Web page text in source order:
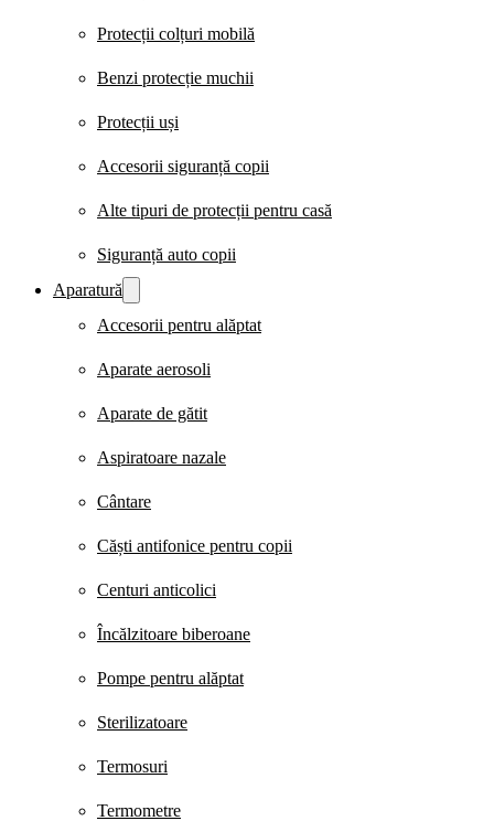
Protecții colțuri mobilă
Benzi protecție muchii
Protecții uși
Accesorii siguranță copii
Alte tipuri de protecții pentru casă
Siguranță auto copii
Aparatură
Accesorii pentru alăptat
Aparate aerosoli
Aparate de gătit
Aspiratoare nazale
Cântare
Căști antifonice pentru copii
Centuri anticolici
Încălzitoare biberoane
Pompe pentru alăptat
Sterilizatoare
Termosuri
Termometre